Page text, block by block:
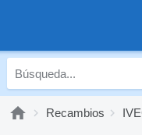
Recambios